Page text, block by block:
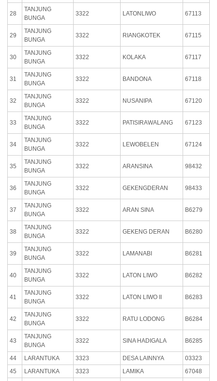
28
TANJUNG
BUNGA
3322 LATONLIWO 67113
29
TANJUNG
BUNGA
3322 RIANGKOTEK 67115
30
TANJUNG
BUNGA
3322 KOLAKA 67117
31
TANJUNG
BUNGA
3322 BANDONA 67118
32
TANJUNG
BUNGA
3322 NUSANIPA 67120
33
TANJUNG
BUNGA
3322 PATISIRAWALANG 67123
34
TANJUNG
BUNGA
3322 LEWOBELEN 67124
35
TANJUNG
BUNGA
3322 ARANSINA 98432
36
TANJUNG
BUNGA
3322 GEKENGDERAN 98433
37
TANJUNG
BUNGA
3322 ARAN SINA B6279
38
TANJUNG
BUNGA
3322 GEKENG DERAN B6280
39
TANJUNG
BUNGA
3322 LAMANABI B6281
40
TANJUNG
BUNGA
3322 LATON LIWO B6282
41
TANJUNG
BUNGA
3322 LATON LIWO II B6283
42
TANJUNG
BUNGA
3322 RATU LODONG B6284
43
TANJUNG
BUNGA
3322 SINA HADIGALA B6285
44 LARANTUKA 3323 DESA LAINNYA
03323
45
LARANTUKA 3323 LAMIKA
67048